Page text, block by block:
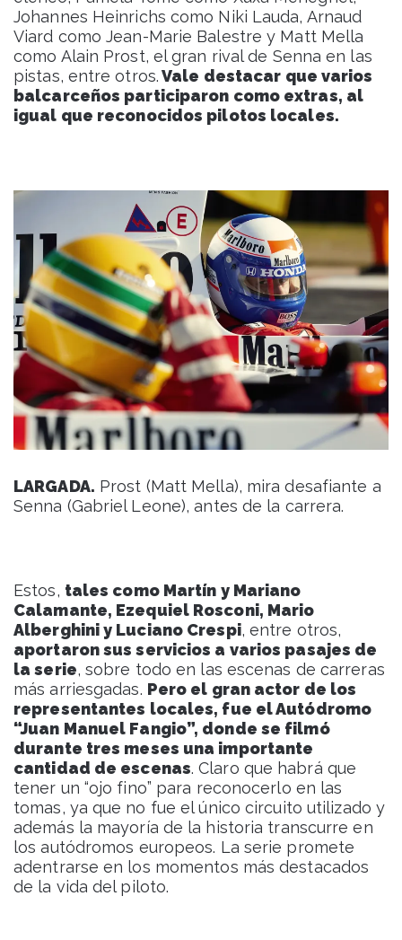
Johannes Heinrichs como Niki Lauda, Arnaud
Viard como Jean-Marie Balestre y Matt Mella
como Alain Prost, el gran rival de Senna en las
pistas, entre otros.Vale destacar que varios
balcarceños participaron como extras, al
igual que reconocidos pilotos locales.
LARGADA. Prost (Matt Mella), mira desafiante a
Senna (Gabriel Leone), antes de la carrera.
Estos, tales como Martín y Mariano
Calamante, Ezequiel Rosconi, Mario
Alberghini y Luciano Crespi, entre otros,
aportaron sus servicios a varios pasajes de
la serie, sobre todo en las escenas de carreras
más arriesgadas. Pero el gran actor de los
representantes locales, fue el Autódromo
“Juan Manuel Fangio”, donde se filmó
durante tres meses una importante
cantidad de escenas. Claro que habrá que
tener un “ojo fino” para reconocerlo en las
tomas, ya que no fue el único circuito utilizado y
además la mayoría de la historia transcurre en
los autódromos europeos. La serie promete
adentrarse en los momentos más destacados
de la vida del piloto.